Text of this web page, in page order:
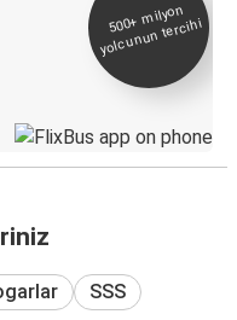
500+
milyon
yolcunun tercihi
SSS